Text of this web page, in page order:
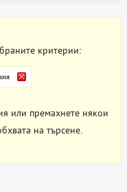
критерии:
или премахнете някои
на търсене.